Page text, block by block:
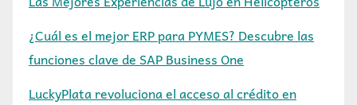
¿Cuál es el mejor ERP para PYMES? Descubre las
funciones clave de SAP Business One
LuckyPlata revoluciona el acceso al crédito en